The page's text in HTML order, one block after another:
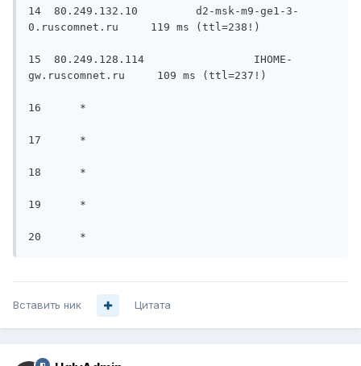
14  80.249.132.10         d2-msk-m9-ge1-3-
0.ruscomnet.ru     119 ms (ttl=238!)
15  80.249.128.114                 IHOME-
gw.ruscomnet.ru     109 ms (ttl=237!)
16      *
17      *
18      *
19      *
20      *
Вставить ник Цитата